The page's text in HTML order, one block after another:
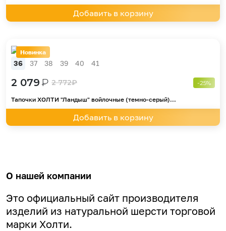
Добавить в корзину
Новинка
36 37 38 39 40 41
2 079₽ 2 772₽ -25%
Тапочки ХОЛТИ "Ландыш" войлочные (темно-серый)...
Добавить в корзину
О нашей компании
Это официальный сайт производителя
изделий из натуральной шерсти торговой
марки Холти.